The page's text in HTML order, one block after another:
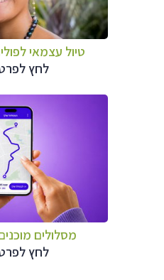
טיול עצמאי
לחץ
מסלולים מוכנים ל-11
לחץ